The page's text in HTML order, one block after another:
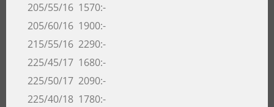
205/55/16 1570:-
205/60/16 1900:-
215/55/16 2290:-
225/45/17 1680:-
225/50/17 2090:-
225/40/18 1780:-